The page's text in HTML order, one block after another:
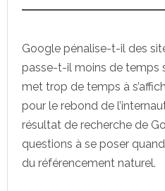
Google pénalise-t-il des
passe-t-il moins de temps
met trop de temps à
pour le rebond de
résultat de recherche de
questions à se poser
du référencement naturel.